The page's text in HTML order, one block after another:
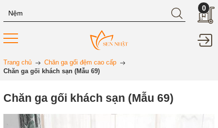
0
Trang chủ
Chăn ga gối đệm cao cấp
Chăn ga gối khách sạn (Mẫu 69)
Chăn ga gối khách sạn (Mẫu 69)